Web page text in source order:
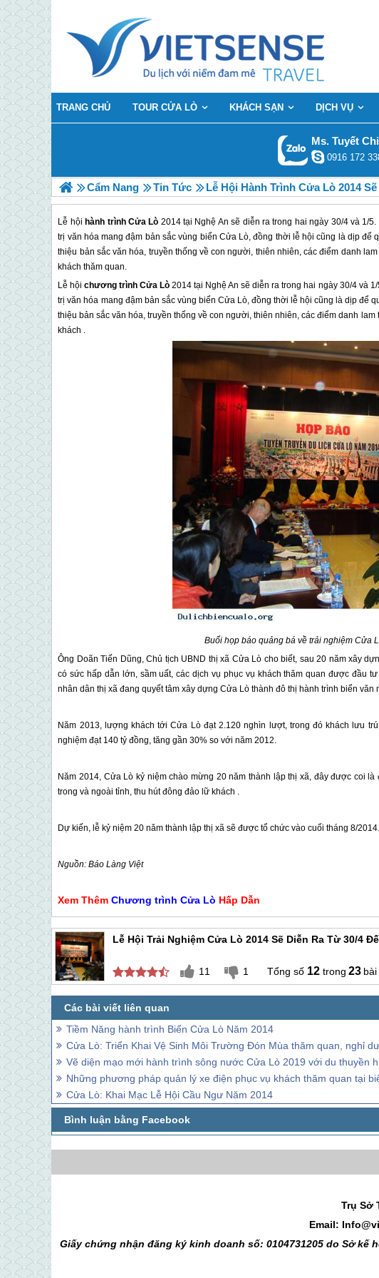
TRANG CHỦ TOUR CỬA LÒ KHÁCH SẠN DỊCH VỤ
Ms. Tuyết
0916 172
Cẩm Nang Tin Tức Lễ Hội Hành Trình Cửa Lò 2014
Lễ hội hành trình Cửa Lò 2014 tại Nghệ An sẽ diễn ra trong hai ngày 30/4 và 1/
trị văn hóa mang đậm bản sắc vùng biển Cửa Lò, đồng thời lễ hội cũng là dịp để
thiệu bản sắc văn hóa, truyền thống về con người, thiên nhiên, các điểm danh
khách thăm quan.
Lễ hộichương trìnhCửa Lò 2014 tại Nghệ An sẽ diễn ra trong hai ngày 30/4 và
trị văn hóa mang đậm bản sắc vùng biển Cửa Lò, đồng thời lễ hội cũng là dịp để
thiệu bản sắc văn hóa, truyền thống về con người, thiên nhiên, các điểm danh
khách .
Buổi họp báo quảng bá về trải nghiệm Cửa
Ông Doãn Tiến Dũng, Chủ tịch UBND thị xã Cửa Lò cho biết, sau 20 năm xây
có sức hấp dẫn lớn, sầm uất, các dịch vụ phục vụ khách thăm quan được đầu
nhân dân thị xã đang quyết tâm xây dựngCửa Lò thành đô thị hành trình biển văn
Năm 2013, lượng khách tớiCửa Lòđạt 2.120 nghìn lượt, trong đó khách lưu
nghiệm đạt 140 tỷ đồng, tăng gần 30% so với năm 2012.
Năm 2014, Cửa Lò kỷ niệm chào mừng 20 năm thành lập thị xã, đây được coi
trong và ngoài tỉnh, thu hút đông đảo lữ khách .
Dự kiến, lễ kỷ niệm 20 năm thành lập thị xã sẽ được tổ chức vào cuối tháng 8/2014.
Nguồn: Báo Làng Việt
Xem ThêmChương trìnhCửa Lò Hấp Dẫn
Lễ Hội Trải Nghiệm Cửa Lò 2014 Sẽ Diễn Ra Từ 30/4
11 1 12 23
Tiềm Năng hành trình Biển Cửa Lò Năm 2014
Cửa Lò: Triển Khai Vệ Sinh Môi Trường Đón Mùa thăm quan, nghỉ
Vẽ diện mạo mới hành trình sông nước Cửa Lò 2019 với du thuyền
Những phương pháp quản lý xe điện phục vụ khách thăm quan tại
Cửa Lò: Khai Mạc Lễ Hội Cầu Ngư Năm 2014
Trụ Sở
Email:
Giấy chứng nhận đăng ký kinh doanh số: 0104731205 do Sở kế